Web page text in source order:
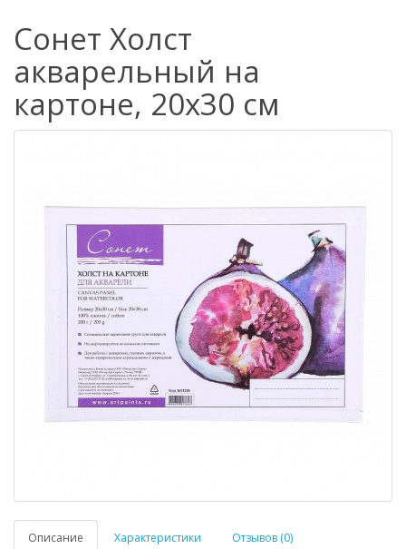
Сонет Холст
акварельный на
картоне, 20x30 см
Описание Характеристики Отзывов (0)